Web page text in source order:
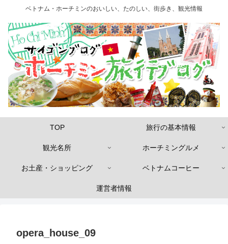
ベトナム・ホーチミンのおいしい、たのしい、街歩き、観光情報
TOP 旅行の基本情報
観光名所 ホーチミングルメ
お土産・ショッピング ベトナムコーヒー
運営者情報
opera_house_09